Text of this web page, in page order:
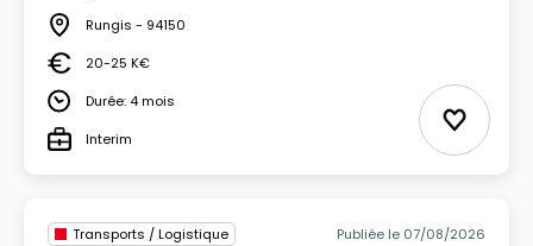
Lieu Rungis - 94150
Salaire20-25 K€
DuréeDurée: 4 mois
TypeInterim Ajouter
Transports / Logistique Publiée le 07/08/2026